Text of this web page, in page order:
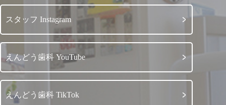
スタッフ Instagram
えんどう歯科 YouTube
えんどう歯科 TikTok